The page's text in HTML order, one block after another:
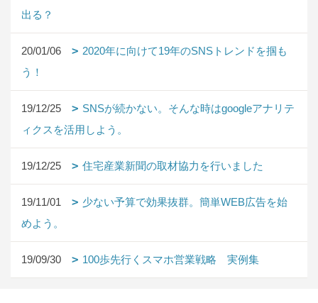
出る？
20/01/06
2020年に向けて19年のSNSトレンドを掴も
う！
19/12/25
SNSが続かない。そんな時はgoogleアナリテ
ィクスを活用しよう。
19/12/25 住宅産業新聞の取材協力を行いました
19/11/01
少ない予算で効果抜群。簡単WEB広告を始
めよう。
19/09/30 100歩先行くスマホ営業戦略 実例集